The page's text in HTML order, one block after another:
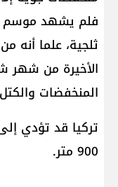
ثلجية، علما أنه
الأخيرة من شهر
المنخفضات
تركيا قد تؤدي
900 متر.